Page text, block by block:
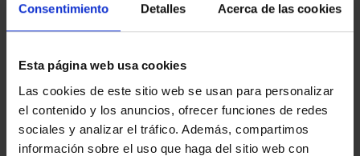
Consentimiento Detalles Acerca de las cookies
Esta página web usa cookies
Las cookies de este sitio web se usan para personalizar
el contenido y los anuncios, ofrecer funciones de redes
sociales y analizar el tráfico. Además, compartimos
información sobre el uso que haga del sitio web con
Sólo para usuarios
registrados
Sólo para usuarios
registrados